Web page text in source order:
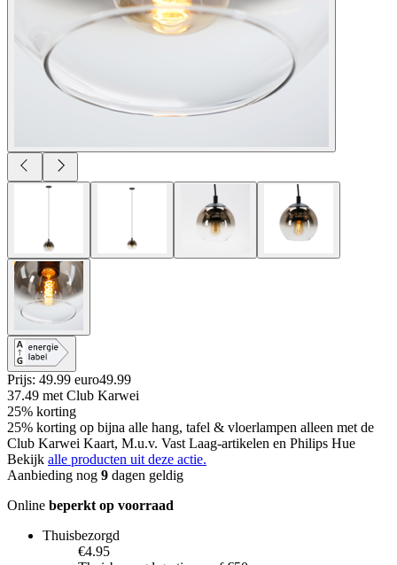
Prijs: 49.99 euro49.99
37.49 met Club Karwei
25% korting
25% korting op bijna alle hang, tafel & vloerlampen alleen met de
Club Karwei Kaart, M.u.v. Vast Laag-artikelen en Philips Hue
Bekijk alle producten uit deze actie.
Aanbieding nog 9 dagen geldig
Online beperkt op voorraad
Thuisbezorgd
€4.95